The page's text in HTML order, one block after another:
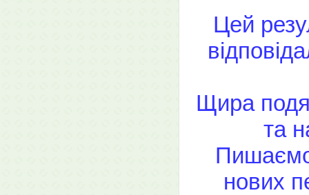
Цей
Щира
та
нових